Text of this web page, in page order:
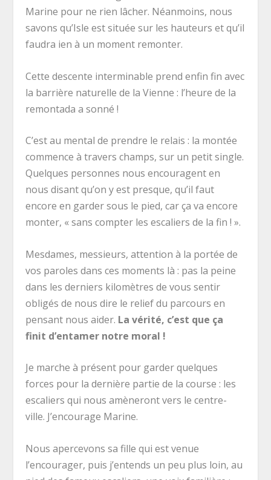
Marine pour ne rien lâcher. Néanmoins, nous
savons qu’Isle est située sur les hauteurs et qu’il
faudra ien à un moment remonter.
Cette descente interminable prend enfin fin avec
la barrière naturelle de la Vienne : l’heure de la
remontada a sonné !
C’est au mental de prendre le relais : la montée
commence à travers champs, sur un petit single.
Quelques personnes nous encouragent en
nous disant qu’on y est presque, qu’il faut
encore en garder sous le pied, car ça va encore
monter, « sans compter les escaliers de la fin ! ».
Mesdames, messieurs, attention à la portée de
vos paroles dans ces moments là : pas la peine
dans les derniers kilomètres de vous sentir
obligés de nous dire le relief du parcours en
pensant nous aider. La vérité, c’est que ça
finit d’entamer notre moral !
Je marche à présent pour garder quelques
forces pour la dernière partie de la course : les
escaliers qui nous amèneront vers le centre-
ville. J’encourage Marine.
Nous apercevons sa fille qui est venue
l’encourager, puis j’entends un peu plus loin, au